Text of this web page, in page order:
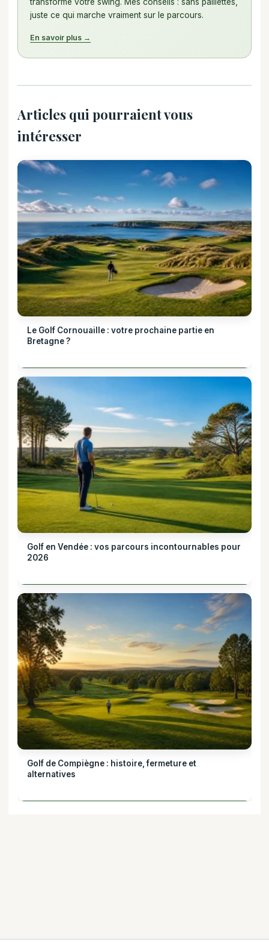
juste ce qui marche vraiment sur le parcours.
En savoir plus →
Articles qui pourraient vous
intéresser
Le Golf Cornouaille : votre prochaine partie en
Bretagne ?
Golf en Vendée : vos parcours incontournables pour
2026
Golf de Compiègne : histoire, fermeture et
alternatives